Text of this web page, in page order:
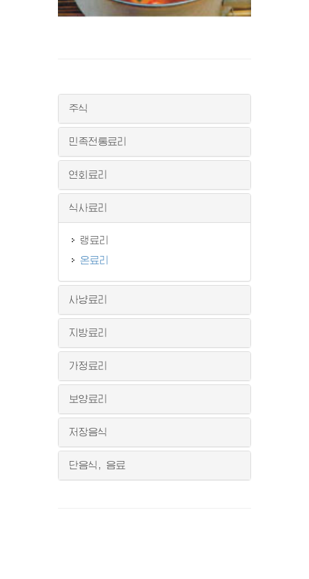
주식
민족전통료리
연회료리
식사료리
랭료리
온료리
사냥료리
지방료리
가정료리
보양료리
저장음식
단음식, 음료